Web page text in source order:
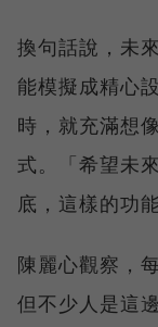
換句話說，未
能模擬成精心
時，就充滿想
式。「希望未
底，這樣的功
陳麗心觀察，
但不少人是這